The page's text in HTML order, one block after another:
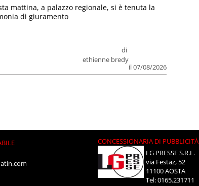
di
ethienne bredy
il 07/08/2026
mattina, a palazzo regionale, si è tenuta la
di giuramento
CONCESSIONARIA DI PUBBLICITÀ
LG PRESSE S.R.L.
via Festaz, 52
11100 AOSTA
Tel: 0165.231711